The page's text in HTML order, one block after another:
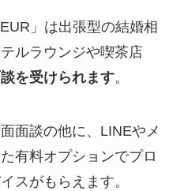
」は出張型の結婚相
ルラウンジや喫茶店
を受けられます。
面談の他に、LINEやメ
有料オプションでプロ
スがもらえます。